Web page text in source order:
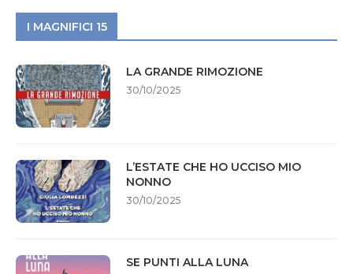
I MAGNIFICI 15
LA GRANDE RIMOZIONE
30/10/2025
L’ESTATE CHE HO UCCISO MIO
NONNO
30/10/2025
SE PUNTI ALLA LUNA